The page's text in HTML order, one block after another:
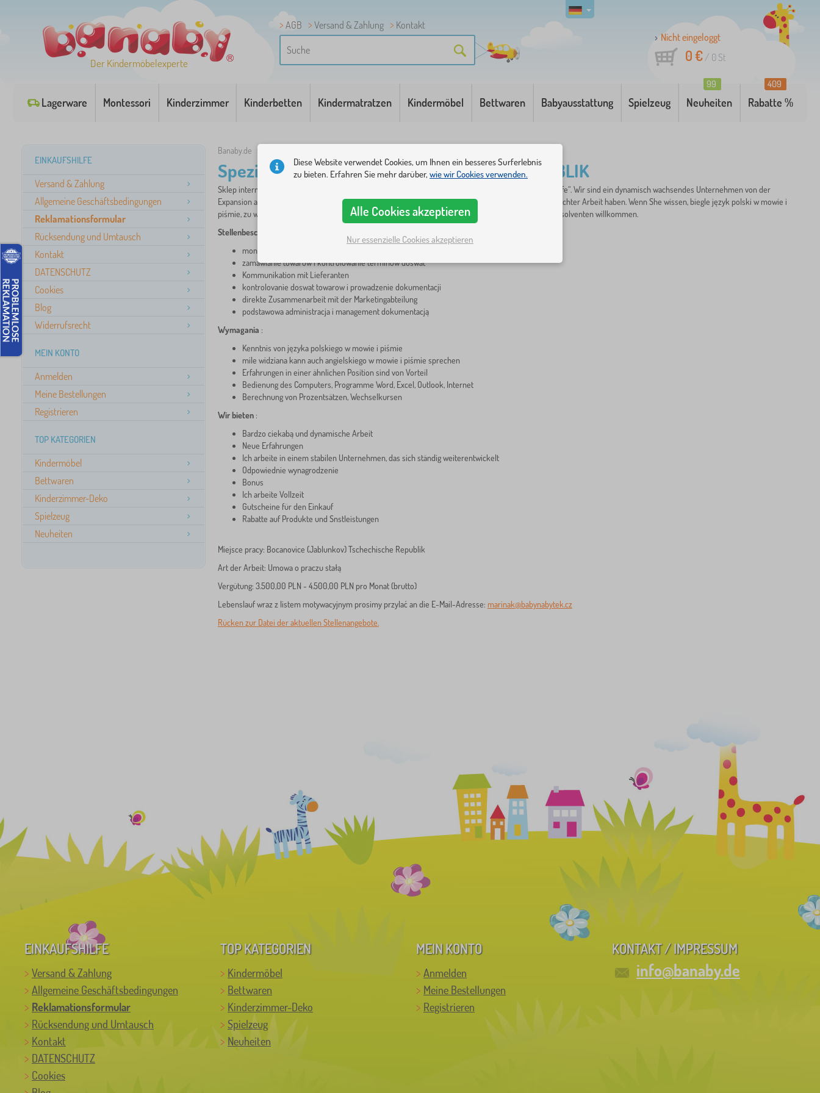
Der Kindermöbelexperte
AGB Versand & Zahlung
Kontakt
Nicht eingeloggt
0 €/ 0 St
Lagerware Montessori Kinderzimmer Kinderbetten Kindermatratzen Kindermöbel Bettwaren Babyausstattung Spielzeug Neuheiten
99
Rabatte %
409
EINKAUFSHILFE
Versand & Zahlung
Allgemeine Geschäftsbedingungen
Reklamationsformular
Rücksendung und Umtausch
Kontakt
DATENSCHUTZ
Cookies
Blog
Widerrufsrecht
MEIN KONTO
Anmelden
Meine Bestellungen
Registrieren
TOP KATEGORIEN
Kindermöbel
Bettwaren
Kinderzimmer-Deko
Spielzeug
Neuheiten
Banaby.de »
Spezialist für Zakupów TSCHECHISCHE REPUBLIK
Sklep internetowy z meblami dziecięcymi sucht einen Kandidaten für die Position „Spezialist ds. Einkäufe“. Wir sind ein dynamisch wachsendes Unternehmen von der
Expansion auf den europäischen Markt. Poszukujemy osób dokładnych, die keine Angst vor selbstgemachter Arbeit haben. Wenn She wissen, biegle język polski w mowie i
piśmie, zu wyślij swoje CV. S Praxis in einer ähnlichen Position wird hier ein zusätzlicher Vorteil sein. Absolventen willkommen.
Stellenbeschreibung
monitorowanie i koordynowanie stanów magazynowych
zamawianie towarow i kontrolowanie terminów doswat
Kommunikation mit Lieferanten
kontrolovanie doswat towarow i prowadzenie dokumentacji
direkte Zusammenarbeit mit der Marketingabteilung
podstawowa administracja i management dokumentacją
Wymagania :
Kenntnis von języka polskiego w mowie i piśmie
mile widziana kann auch angielskiego w mowie i piśmie sprechen
Erfahrungen in einer ähnlichen Position sind von Vorteil
Bedienung des Computers, Programme Word, Excel, Outlook, Internet
Berechnung von Prozentsätzen, Wechselkursen
Wir bieten:
Bardzo ciekabą und dynamische Arbeit
Neue Erfahrungen
Ich arbeite in einem stabilen Unternehmen, das sich ständig weiterentwickelt
Odpowiednie wynagrodzenie
Bonus
Ich arbeite Vollzeit
Gutscheine für den Einkauf
Rabatte auf Produkte und Snstleistungen
Miejsce pracy: Bocanovice (Jablunkov) Tschechische Republik
Art der Arbeit: Umowa o praczu stałą
Vergütung: 3.500,00 PLN - 4.500,00 PLN pro Monat (brutto)
Lebenslauf wraz z listem motywacyjnym prosimy przylać an die E-Mail-Adresse: marinak@babynabytek.cz
Rücken zur Datei der aktuellen Stellenangebote.
EINKAUFSHILFE
Versand & Zahlung
Allgemeine Geschäftsbedingungen
Reklamationsformular
Rücksendung und Umtausch
Kontakt
DATENSCHUTZ
Cookies
TOP KATEGORIEN
Kindermöbel
Bettwaren
Kinderzimmer-Deko
Spielzeug
Neuheiten
MEIN KONTO
Anmelden
Meine Bestellungen
Registrieren
KONTAKT / IMPRESSUM
info@banaby.de
Diese Website verwendet Cookies, um Ihnen ein besseres Surferlebnis
zu bieten. Erfahren Sie mehr darüber, wie wir Cookies verwenden.
Alle Cookies akzeptieren
Nur essenzielle Cookies akzeptieren